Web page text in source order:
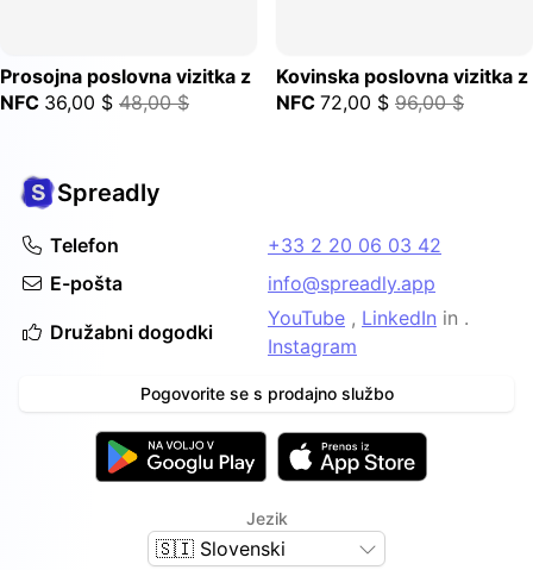
Prosojna poslovna vizitka z
NFC 36,00 $ 48,00 $
Kovinska poslovna vizitka z
NFC 72,00 $ 96,00 $
Spreadly
Telefon
+33 2 20 06 03 42
E-pošta
info@spreadly.app
Družabni dogodki
YouTube , LinkedIn in .
Instagram
Pogovorite se s prodajno službo
Jezik
🇸🇮 Slovenski